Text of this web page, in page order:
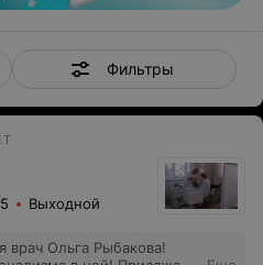
Фильтры
Выходной
врач Ольга Рыбакова!